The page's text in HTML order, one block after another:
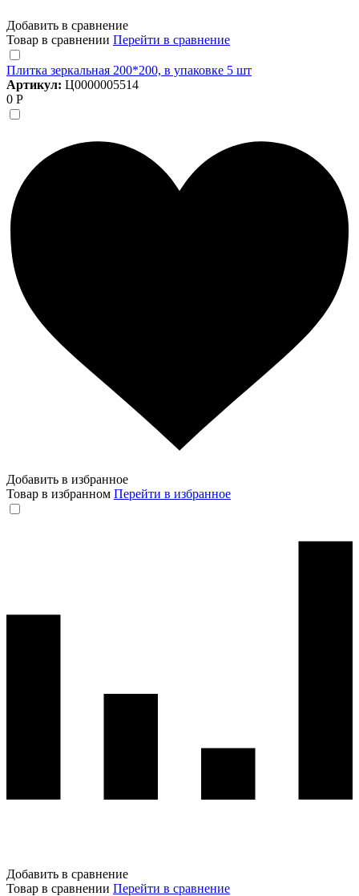
Добавить в сравнение
Товар в сравнении Перейти в сравнение
Плитка зеркальная 200*200, в упаковке 5 шт
Артикул: Ц0000005514
0 Р
Добавить в избранное
Товар в избранном Перейти в избранное
Добавить в сравнение
Товар в сравнении Перейти в сравнение